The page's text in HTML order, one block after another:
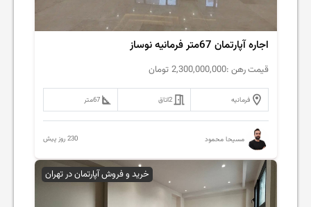
اجاره آپارتمان 67متر فرمانیه نوساز
قیمت رهن :2,300,000,000 تومان
فرمانیه 2اتاق 67متر
مسیحا محمود 230 روز پیش
خرید و فروش آپارتمان در تهران